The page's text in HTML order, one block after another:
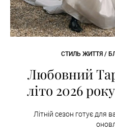
СТИЛЬ ЖИТТЯ /
Любовний
літо 2026
Літній сезон готує для